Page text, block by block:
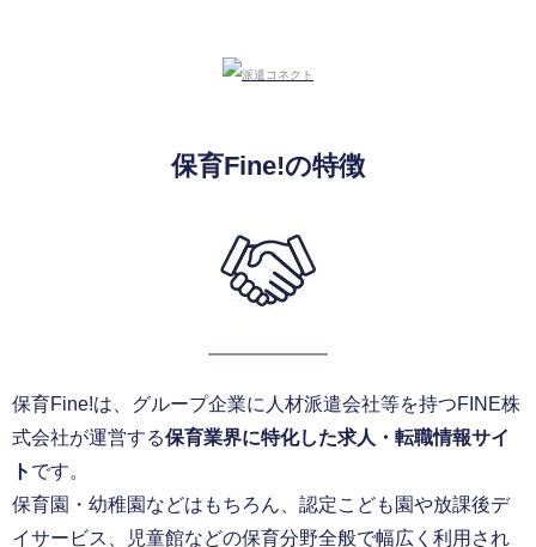
保育Fine!の特徴
保育Fine!は、グループ企業に人材派遣会社等を持つFINE株
式会社が運営する保育業界に特化した求人・転職情報サイ
ト です。
保育園・幼稚園などはもちろん、認定こども園や放課後デ
イサービス、児童館などの保育分野全般で幅広く利用され